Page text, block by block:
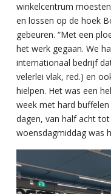
winkelcentrum
en lossen op de hoek
gebeuren. “Met een
het werk gegaan. We
internationaal bedrijf
velerlei vlak, red.) en
hielpen. Het was een
week met hard
dagen, van half acht
woensdagmiddag was